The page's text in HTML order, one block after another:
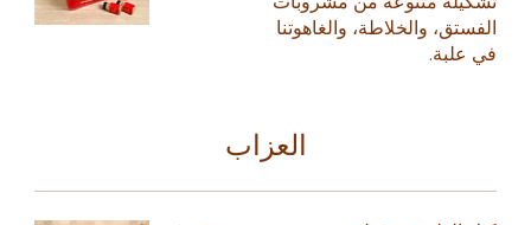
الفستق، والخلاطة، والغاهوتنا
في علبة.
العزاب